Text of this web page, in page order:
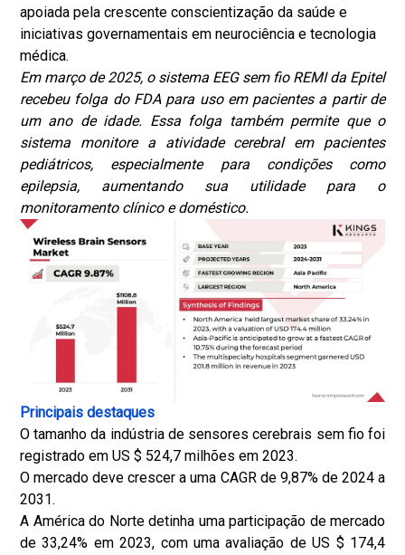
apoiada pela crescente conscientização da saúde e
iniciativas governamentais em neurociência e tecnologia
médica.
Em março de 2025, o sistema EEG sem fio REMI da Epitel
recebeu folga do FDA para uso em pacientes a partir de
um ano de idade. Essa folga também permite que o
sistema monitore a atividade cerebral em pacientes
pediátricos, especialmente para condições como
epilepsia, aumentando sua utilidade para o
monitoramento clínico e doméstico.
Principais destaques
O tamanho da indústria de sensores cerebrais sem fio foi
registrado em US $ 524,7 milhões em 2023.
O mercado deve crescer a uma CAGR de 9,87% de 2024 a
2031.
A América do Norte detinha uma participação de mercado
de 33,24% em 2023, com uma avaliação de US $ 174,4